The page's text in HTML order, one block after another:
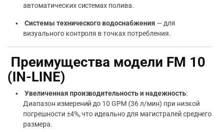
автоматических системах полива.
Системы технического водоснабжения — для
визуального контроля в точках потребления.
Преимущества модели FM 10
(IN-LINE)
Увеличенная производительность и надежность:
Диапазон измерений до 10 GPM (36 л/мин) при низкой
погрешности ±4%, что идеально для магистралей среднего
размера.